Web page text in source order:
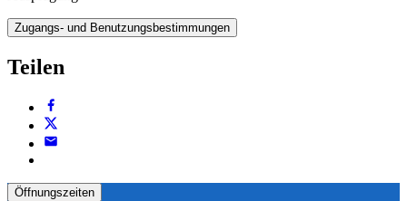
Zugangs- und Benutzungsbestimmungen
Teilen
Öffnungszeiten